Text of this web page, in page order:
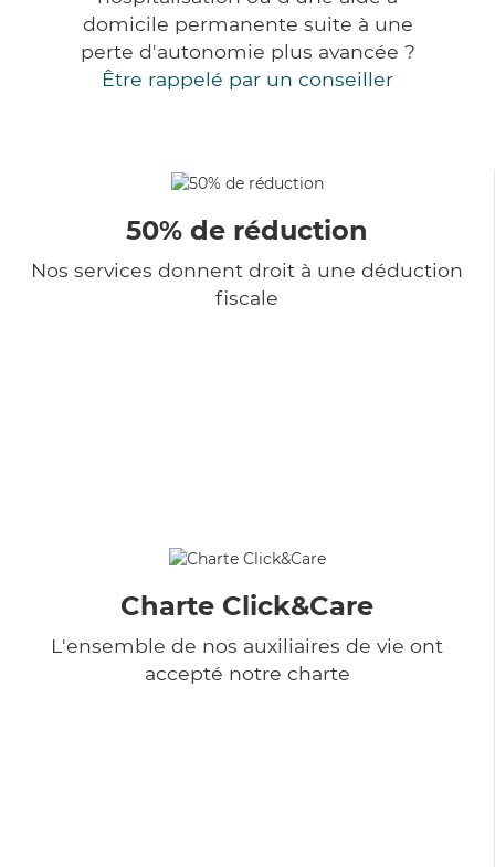
domicile permanente suite à une
perte d'autonomie plus avancée ?
Être rappelé par un conseiller
50% de réduction
Nos services donnent droit à une déduction
fiscale
Charte Click&Care
L'ensemble de nos auxiliaires de vie ont
accepté notre charte